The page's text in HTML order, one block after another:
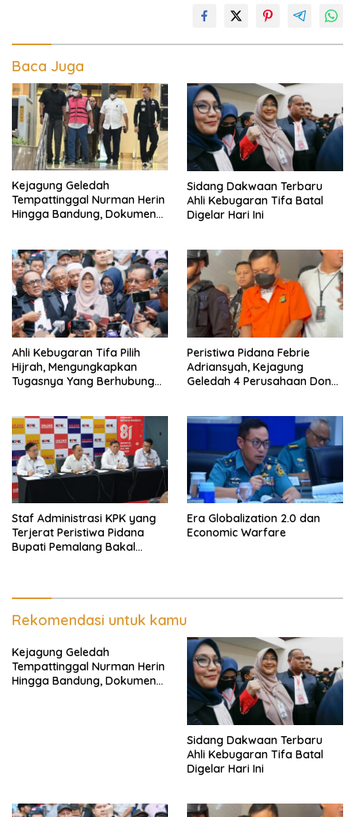
Baca Juga
Kejagung Geledah
Tempattinggal Nurman Herin
Hingga Bandung, Dokumen
Sidang Dakwaan Terbaru
Ahli Kebugaran Tifa Batal
Digelar Hari Ini
Ahli Kebugaran Tifa Pilih
Hijrah, Mengungkapkan
Tugasnya Yang Berhubungan
Peristiwa Pidana Febrie
Adriansyah, Kejagung
Geledah 4 Perusahaan Don
Staf Administrasi KPK yang
Terjerat Peristiwa Pidana
Bupati Pemalang Bakal
Era Globalization 2.0 dan
Economic Warfare
Rekomendasi untuk kamu
Kejagung Geledah
Tempattinggal Nurman Herin
Hingga Bandung, Dokumen
Sidang Dakwaan Terbaru
Ahli Kebugaran Tifa Batal
Digelar Hari Ini